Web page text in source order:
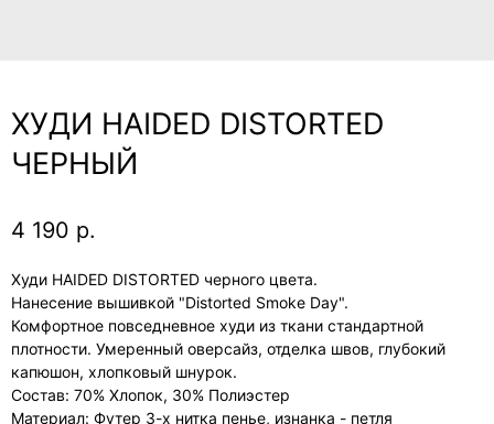
ХУДИ HAIDED DISTORTED
ЧЕРНЫЙ
4 190 р.
Худи HAIDED DISTORTED черного цвета.
Нанесение вышивкой "Distorted Smoke Day".
Комфортное повседневное худи из ткани стандартной
плотности. Умеренный оверсайз, отделка швов, глубокий
капюшон, хлопковый шнурок.
Состав: 70% Хлопок, 30% Полиэстер
Материал: Футер 3-х нитка пенье, изнанка - петля